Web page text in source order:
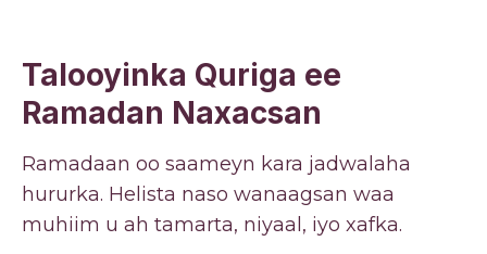
Talooyinka Quriga ee
Ramadan Naxacsan
Ramadaan oo saameyn kara jadwalaha
hururka. Helista naso wanaagsan waa
muhiim u ah tamarta, niyaal, iyo xafka.